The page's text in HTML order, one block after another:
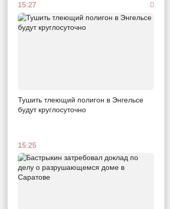
15:27
Тушить тлеющий полигон в Энгельсе
будут круглосуточно
15:25